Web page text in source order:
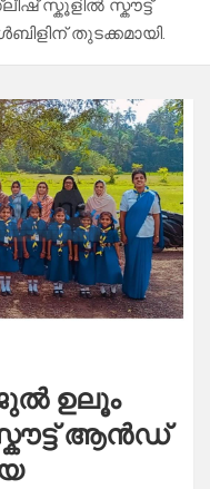
സ്കൂളിൽ സ്കൗട്ട്
തുടക്കമായി.
ഉലൂം
ആൻഡ്